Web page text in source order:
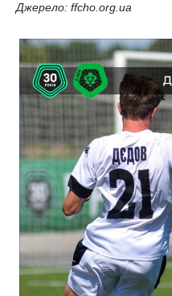
Джерело: ffcho.org.ua